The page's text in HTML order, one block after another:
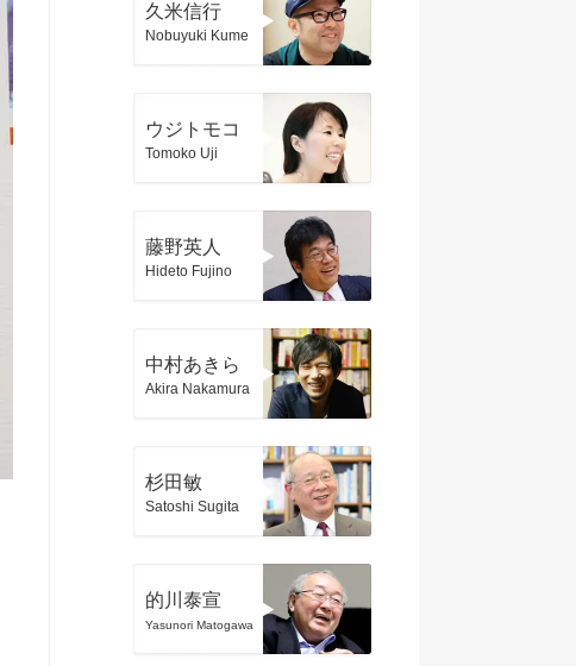
久米信行
Nobuyuki Kume
ウジトモコ
Tomoko Uji
藤野英人
Hideto Fujino
中村あきら
Akira Nakamura
杉田敏
Satoshi Sugita
的川泰宣
Yasunori Matogawa